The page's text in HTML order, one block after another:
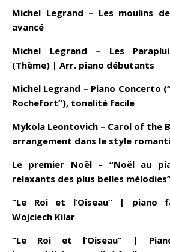
Michel Legrand – Les moulins
avancé
Michel Legrand – Les
(Thème) | Arr. piano débutants
Michel Legrand – Piano Concerto
Rochefort”), tonalité facile
Mykola Leontovich – Carol of the
arrangement dans le style
Le premier Noël – “Noël au
relaxants des plus belles
“Le Roi et l’Oiseau” | piano
Wojciech Kilar
“Le Roi et l’Oiseau” |